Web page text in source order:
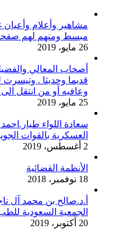
مشاهير وأعلام
مبسط ومنهم لهم
26 مايو، 2019
أصحاب المعالي
قديما وحديثا . وتيسرت
وعافيه أو من انتقل
25 مايو، 2019
سعادة اللواء
العسكرية بالقوات
2 أغسطس، 2019
الأنظمة القضائية
18 نوفمبر، 2018
أ.د.صالح بن محمد آل
الجمعية السعودية
20 أكتوبر، 2019